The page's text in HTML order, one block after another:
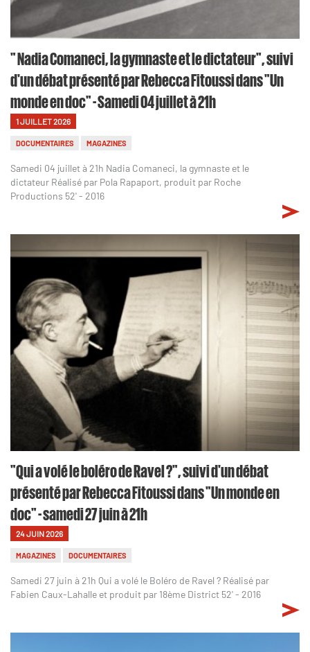
" Nadia Comaneci, la gymnaste et le dictateur", suivi
d'un débat présenté par Rebecca Fitoussi dans "Un
monde en doc" - Samedi 04 juillet à 21h
1 JUILLET 2026
DOCUMENTAIRES MAGAZINES
Samedi 04 juillet à 21h Nadia Comaneci, la gymnaste et le
dictateur Réalisé par Pola Rapaport, produit par Roche
Productions 52' - 2016
"Qui a volé le boléro de Ravel ?", suivi d'un débat
présenté par Rebecca Fitoussi dans "Un monde en
doc" - samedi 27 juin à 21h
24 JUIN 2026
MAGAZINES DOCUMENTAIRES
Samedi 27 juin à 21h Qui a volé le Boléro de Ravel ? Réalisé par
Fabien Caux-Lahalle et produit par 18ème District 52' - 2016